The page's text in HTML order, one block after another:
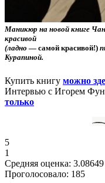
Маникюр на новой книге
красивой
(ладно — самой красивой!)
Курапиной.
Купить книгу можно
Интервью с Игорем
только
5
1
Средняя оценка: 3.08649
Проголосовало: 185